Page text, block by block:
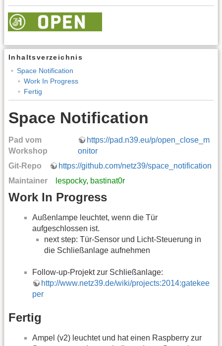
Inhaltsverzeichnis
Space Notification
Work In Progress
Fertig
Space Notification
Pad vom
Workshop
https://pad.n39.eu/p/open_close_m
onitor
Git-Repo
https://github.com/netz39/space_notification
Maintainer
lespocky, bastinat0r
Work In Progress
Außenlampe leuchtet, wenn die Tür
aufgeschlossen ist.
next step: Tür-Sensor und Licht-Steuerung in
die Schließanlage aufnehmen
Follow-up-Projekt zur Schließanlage:
http://www.netz39.de/wiki/projects:2014:gatekee
per
Fertig
Ampel (v2) leuchtet und hat einen Raspberry zur